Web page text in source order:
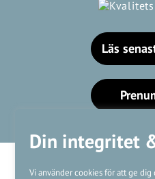
Din integritet
Vi använder cookies för att ge
Läs